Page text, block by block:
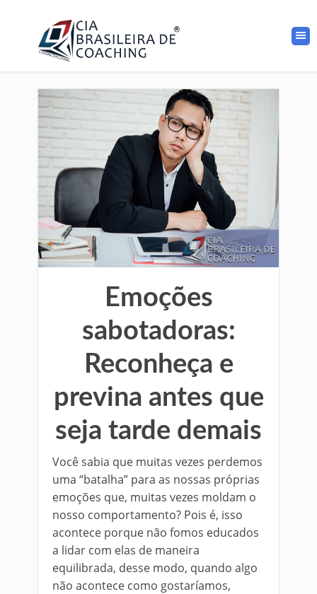
Emoções
sabotadoras:
Reconheça e
previna antes que
seja tarde demais
Você sabia que muitas vezes perdemos
uma “batalha” para as nossas próprias
emoções que, muitas vezes moldam o
nosso comportamento? Pois é, isso
acontece porque não fomos educados
a lidar com elas de maneira
equilibrada, desse modo, quando algo
não acontece como gostaríamos,